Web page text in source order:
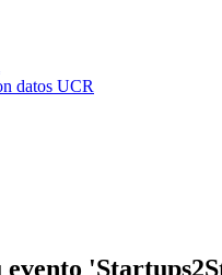
datos UCR